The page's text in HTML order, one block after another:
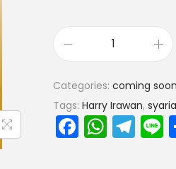
Categories: coming soon
Tags: Harry Irawan,
F
a
W
h
T
el